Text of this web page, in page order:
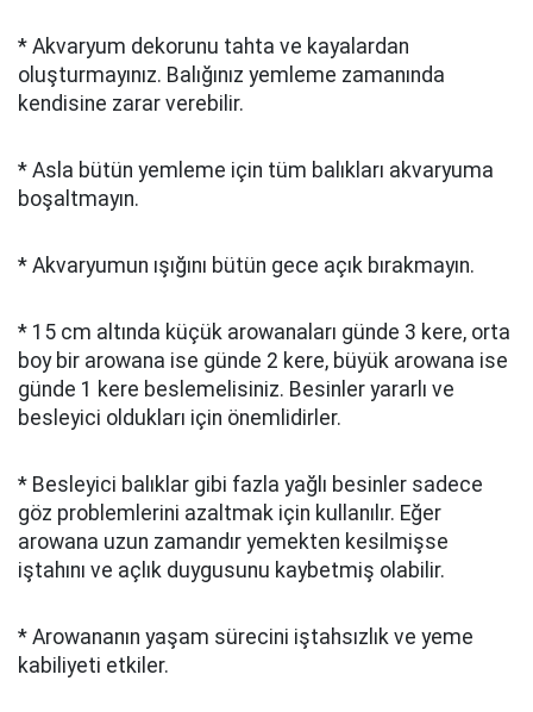
* Akvaryum dekorunu tahta ve kayalardan
oluşturmayınız. Balığınız yemleme zamanında
kendisine zarar verebilir.
* Asla bütün yemleme için tüm balıkları akvaryuma
boşaltmayın.
* Akvaryumun ışığını bütün gece açık bırakmayın.
* 15 cm altında küçük arowanaları günde 3 kere, orta
boy bir arowana ise günde 2 kere, büyük arowana ise
günde 1 kere beslemelisiniz. Besinler yararlı ve
besleyici oldukları için önemlidirler.
* Besleyici balıklar gibi fazla yağlı besinler sadece
göz problemlerini azaltmak için kullanılır. Eğer
arowana uzun zamandır yemekten kesilmişse
iştahını ve açlık duygusunu kaybetmiş olabilir.
* Arowananın yaşam sürecini iştahsızlık ve yeme
kabiliyeti etkiler.